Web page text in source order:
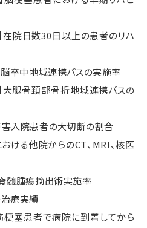
在院日数30日以上の患者のリハ
脳卒中地域連携パスの実施率
大腿骨頚部骨折地域連携パスの
害入院患者の大切断の割合
ける他院からのCT、MRI、核医
髄腫瘍摘出術実施率
治療実績
梗塞患者で病院に到着してから